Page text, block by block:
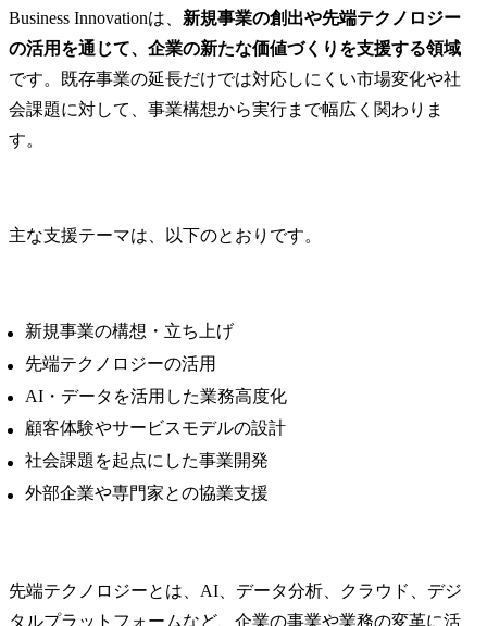
Business Innovationは、 新規事業の創出や先端テクノロジー
の活用を通じて、企業の新たな価値づくりを支援する領域
です。既存事業の延長だけでは対応しにくい市場変化や社
会課題に対して、事業構想から実行まで幅広く関わりま
す。
主な支援テーマは、以下のとおりです。
新規事業の構想・立ち上げ
先端テクノロジーの活用
AI・データを活用した業務高度化
顧客体験やサービスモデルの設計
社会課題を起点にした事業開発
外部企業や専門家との協業支援
先端テクノロジーとは、AI、データ分析、クラウド、デジ
タルプラットフォームなど、企業の事業や業務の変革に活